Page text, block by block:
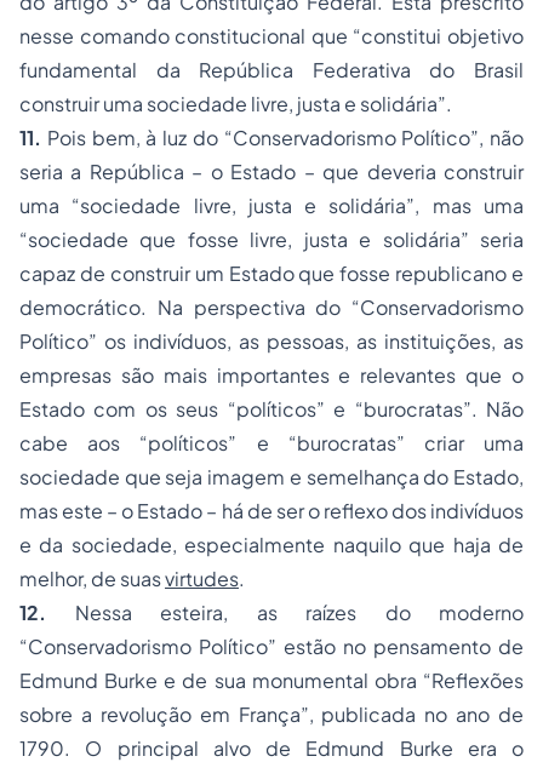
nesse comando constitucional que “constitui objetivo
fundamental da República Federativa do Brasil
construir uma sociedade livre, justa e solidária”.
11. Pois bem, à luz do “Conservadorismo Político”, não
seria a República – o Estado – que deveria construir
uma “sociedade livre, justa e solidária”, mas uma
“sociedade que fosse livre, justa e solidária” seria
capaz de construir um Estado que fosse republicano e
democrático. Na perspectiva do “Conservadorismo
Político” os indivíduos, as pessoas, as instituições, as
empresas são mais importantes e relevantes que o
Estado com os seus “políticos” e “burocratas”. Não
cabe aos “políticos” e “burocratas” criar uma
sociedade que seja imagem e semelhança do Estado,
mas este – o Estado – há de ser o reflexo dos indivíduos
e da sociedade, especialmente naquilo que haja de
melhor, de suasvirtudes.
12. Nessa esteira, as raízes do moderno
“Conservadorismo Político” estão no pensamento de
Edmund Burke e de sua monumental obra “Reflexões
sobre a revolução em França”, publicada no ano de
1790. O principal alvo de Edmund Burke era o